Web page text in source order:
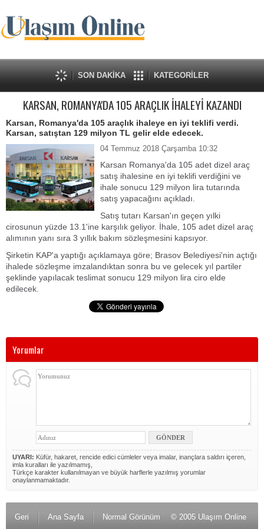
SON DAKİKA KATEGORİLER
KARSAN, ROMANYA'DA 105 ARAÇLIK İHALEYİ KAZANDI
Karsan, Romanya'da 105 araçlık ihaleye en iyi teklifi verdi.
Karsan, satıştan 129 milyon TL gelir elde edecek.
04 Temmuz 2018 Çarşamba 10:32
Karsan Romanya'da 105 adet dizel araç
satış ihalesine en iyi teklifi verdiğini ve
ihale sonucu 129 milyon lira tutarında
satış yapacağını açıkladı.
Satış tutarı Karsan'ın geçen yılki
cirosunun yüzde 13.1'ine karşılık geliyor. İhale, 105 adet dizel araç
alımının yanı sıra 3 yıllık bakım sözleşmesini kapsıyor.
Şirketin KAP'a yaptığı açıklamaya göre; Brasov Belediyesi'nin açtığı
ihalede sözleşme imzalandıktan sonra bu ve gelecek yıl partiler
şeklinde yapılacak teslimat sonucu 129 milyon lira ciro elde
edilecek.
Yorumlar
UYARI: Küfür, hakaret, rencide edici cümleler veya imalar, inançlara saldırı içeren,
imla kuralları ile yazılmamış,
Türkçe karakter kullanılmayan ve büyük harflerle yazılmış yorumlar
onaylanmamaktadır.
Geri Ana Sayfa Normal Görünüm © 2005 Ulaşım Online